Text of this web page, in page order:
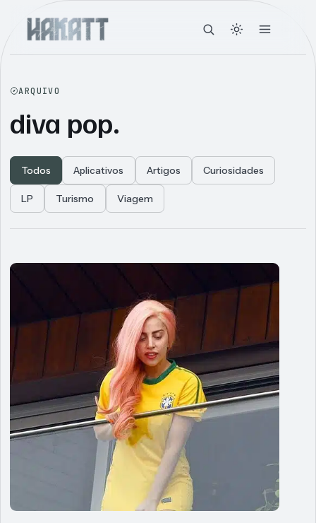
ARQUIVO
diva pop.
Todos Aplicativos Artigos Curiosidades
LP Turismo Viagem
Articles